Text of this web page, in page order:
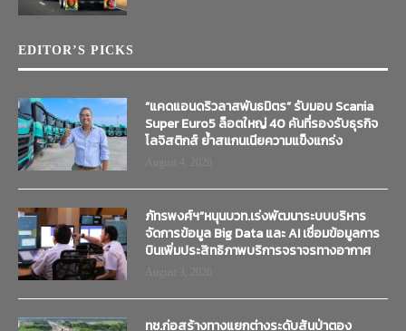
EDITOR’S PICKS
“แคดแอนดริวลาสพันธมิตร” รับมอบ Scania
Super Euro5 ล็อตใหญ่ 40 คันที่รองรับธุรกิจ
โลจิสติกส์ ย้ำสแกนเนียความแข็งแกร่ง
ภัทรพงศ์ฯ”หนุนบวท.เร่งพัฒนาระบบบริหาร
จัดการข้อมูล Big Data และ AI เชื่อมข้อมูลการ
บินเพิ่มประสิทธิภาพบริการจราจรทางอากาศ
ทช.ก่อสร้างทางแยกต่างระดับสันป่าตอง